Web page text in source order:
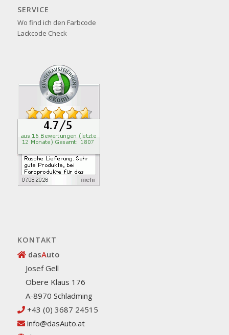
SERVICE
Wo find ich den Farbcode
Lackcode Check
KONTAKT
dasAuto
Josef Gell
Obere Klaus 176
A-8970 Schladming
+43 (0) 3687 24515
info@dasAuto.at